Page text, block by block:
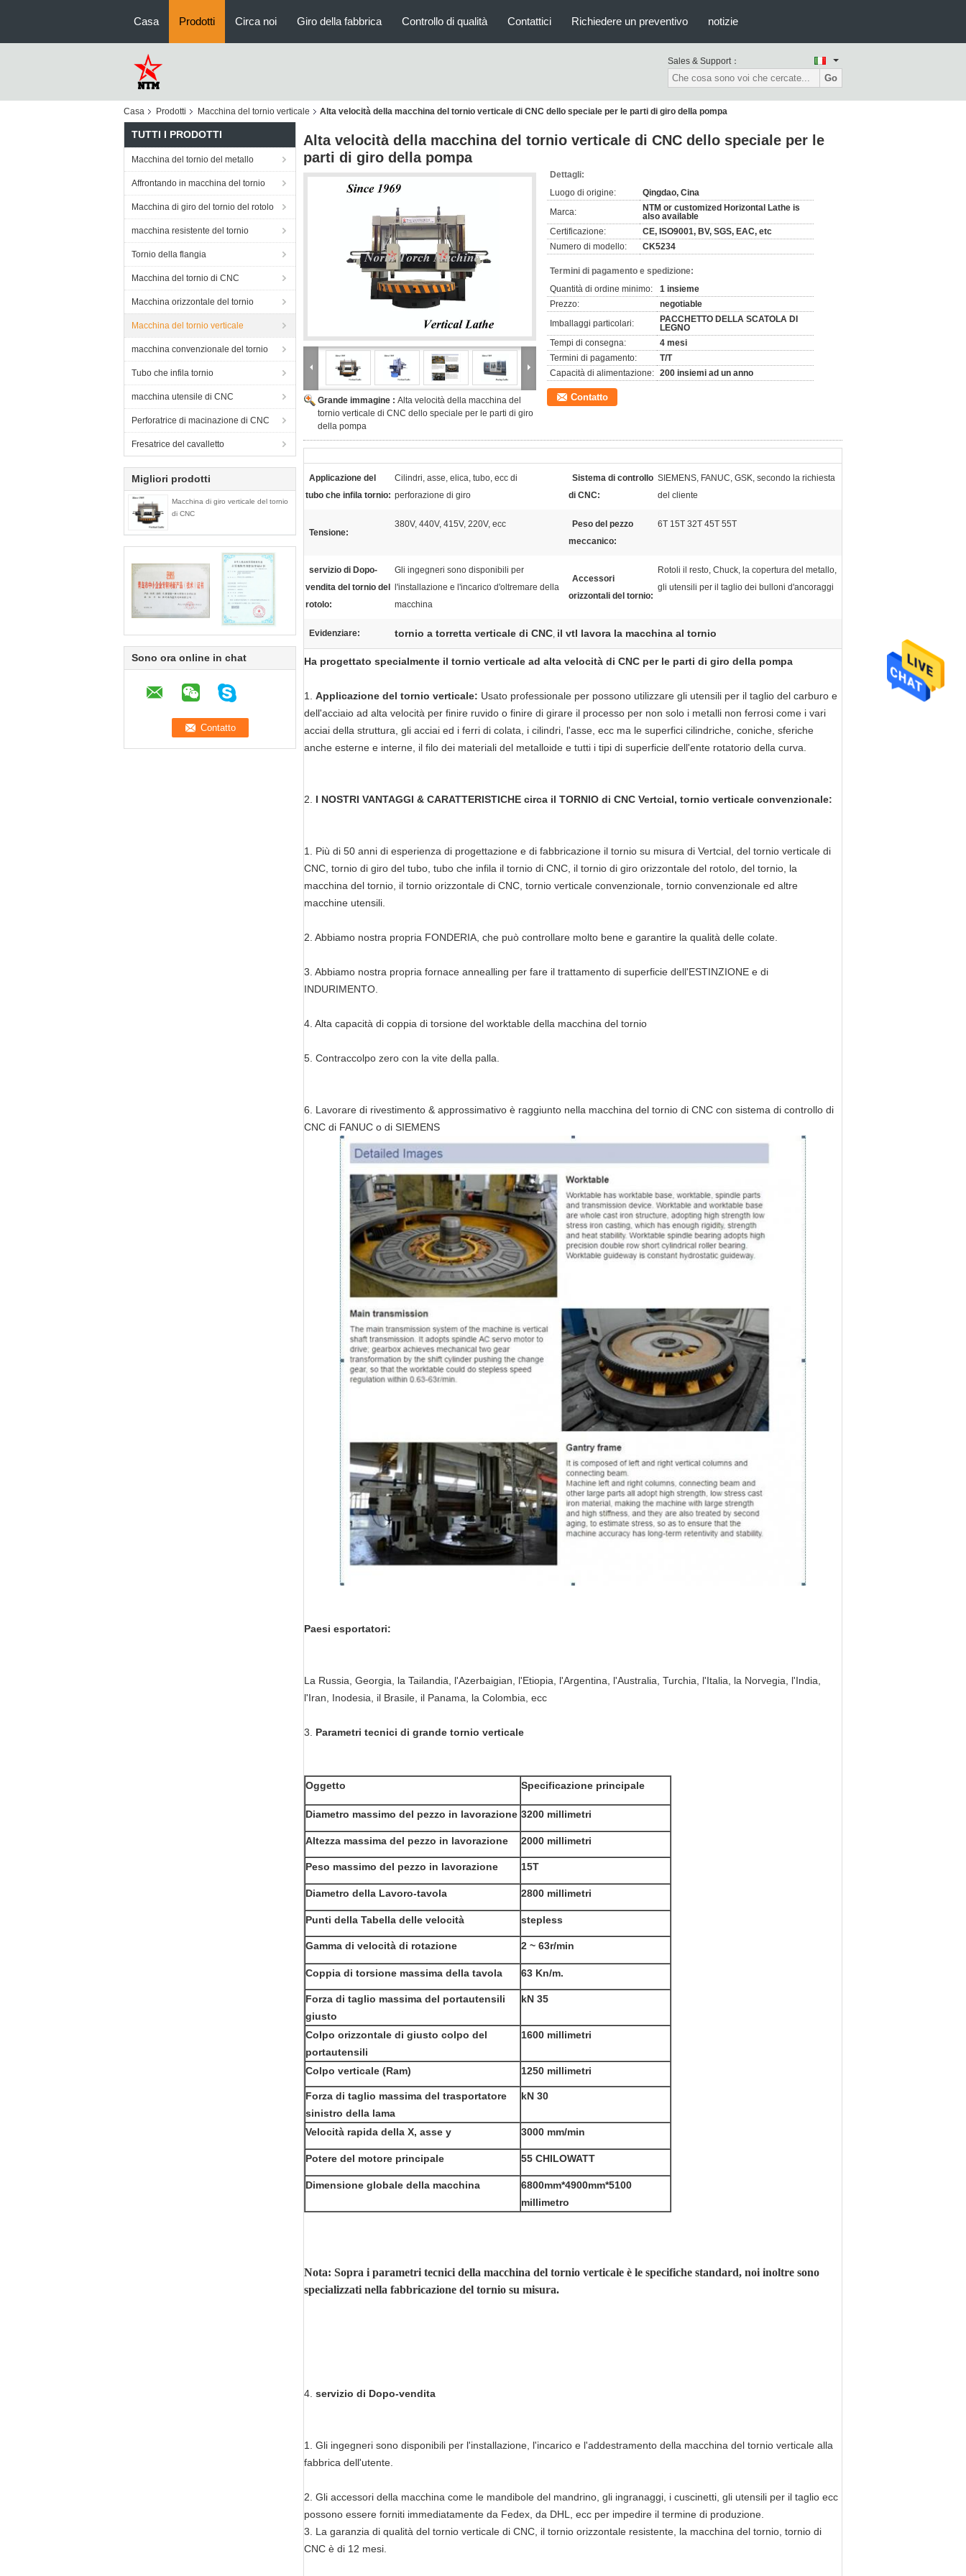
Casa Prodotti Circa noi Giro della fabbrica Controllo di qualità Contattici Richiedere un preventivo notizie
Sales & Support：
Go
Casa Prodotti Macchina del tornio verticale Alta velocità della macchina del tornio verticale di CNC dello speciale per le parti di giro della pompa
TUTTI I PRODOTTI
Macchina del tornio del metallo
Affrontando in macchina del tornio
Macchina di giro del tornio del rotolo
macchina resistente del tornio
Tornio della flangia
Macchina del tornio di CNC
Macchina orizzontale del tornio
Macchina del tornio verticale
macchina convenzionale del tornio
Tubo che infila tornio
macchina utensile di CNC
Perforatrice di macinazione di CNC
Fresatrice del cavalletto
Migliori prodotti
Macchina di giro verticale del tornio
di CNC
Sono ora online in chat
Alta velocità della macchina del tornio verticale di CNC dello speciale per le
parti di giro della pompa
Grande immagine : Alta velocità della macchina del
tornio verticale di CNC dello speciale per le parti di giro
della pompa
Dettagli:
Luogo di origine:
Qingdao, Cina
Marca:
NTM or customized Horizontal Lathe is
also available
Certificazione:
CE, ISO9001, BV, SGS, EAC, etc
Numero di modello:
CK5234
Termini di pagamento e spedizione:
Quantità di ordine minimo:
1 insieme
Prezzo:
negotiable
Imballaggi particolari:
PACCHETTO DELLA SCATOLA DI
LEGNO
Tempi di consegna:
4 mesi
Termini di pagamento:
T/T
Capacità di alimentazione: 200 insiemi ad un anno
Contatto
Applicazione del
tubo che infila tornio:
Cilindri, asse, elica, tubo, ecc di
perforazione di giro
Sistema di controllo
di CNC:
SIEMENS, FANUC, GSK, secondo la richiesta
del cliente
Tensione:
380V, 440V, 415V, 220V, ecc
Peso del pezzo
meccanico:
6T 15T 32T 45T 55T
servizio di Dopo-
vendita del tornio del
rotolo:
Gli ingegneri sono disponibili per
l'installazione e l'incarico d'oltremare della
macchina
Accessori
orizzontali del tornio:
Rotoli il resto, Chuck, la copertura del metallo,
gli utensili per il taglio dei bulloni d'ancoraggi
Evidenziare: tornio a torretta verticale di CNC, il vtl lavora la macchina al tornio
Ha progettato specialmente il tornio verticale ad alta velocità di CNC per le parti di giro della pompa
1. Applicazione del tornio verticale: Usato professionale per possono utilizzare gli utensili per il taglio del carburo e
dell'acciaio ad alta velocità per finire ruvido o finire di girare il processo per non solo i metalli non ferrosi come i vari
acciai della struttura, gli acciai ed i ferri di colata, i cilindri, l'asse, ecc ma le superfici cilindriche, coniche, sferiche
anche esterne e interne, il filo dei materiali del metalloide e tutti i tipi di superficie dell'ente rotatorio della curva.
2. I NOSTRI VANTAGGI & CARATTERISTICHE circa il TORNIO di CNC Vertcial, tornio verticale convenzionale:
1. Più di 50 anni di esperienza di progettazione e di fabbricazione il tornio su misura di Vertcial, del tornio verticale di
CNC, tornio di giro del tubo, tubo che infila il tornio di CNC, il tornio di giro orizzontale del rotolo, del tornio, la
macchina del tornio, il tornio orizzontale di CNC, tornio verticale convenzionale, tornio convenzionale ed altre
macchine utensili.
2. Abbiamo nostra propria FONDERIA, che può controllare molto bene e garantire la qualità delle colate.
3. Abbiamo nostra propria fornace annealling per fare il trattamento di superficie dell'ESTINZIONE e di
INDURIMENTO.
4. Alta capacità di coppia di torsione del worktable della macchina del tornio
5. Contraccolpo zero con la vite della palla.
6. Lavorare di rivestimento & approssimativo è raggiunto nella macchina del tornio di CNC con sistema di controllo di
CNC di FANUC o di SIEMENS
Paesi esportatori:
La Russia, Georgia, la Tailandia, l'Azerbaigian, l'Etiopia, l'Argentina, l'Australia, Turchia, l'Italia, la Norvegia, l'India,
l'Iran, Inodesia, il Brasile, il Panama, la Colombia, ecc
3. Parametri tecnici di grande tornio verticale
Oggetto Specificazione principale
Diametro massimo del pezzo in lavorazione 3200 millimetri
Altezza massima del pezzo in lavorazione 2000 millimetri
Peso massimo del pezzo in lavorazione 15T
Diametro della Lavoro-tavola 2800 millimetri
Punti della Tabella delle velocità stepless
Gamma di velocità di rotazione 2 ~ 63r/min
Coppia di torsione massima della tavola 63 Kn/m.
Forza di taglio massima del portautensili
giusto
kN 35
Colpo orizzontale di giusto colpo del
portautensili
1600 millimetri
Colpo verticale (Ram) 1250 millimetri
Forza di taglio massima del trasportatore
sinistro della lama
kN 30
Velocità rapida della X, asse y 3000 mm/min
Potere del motore principale 55 CHILOWATT
Dimensione globale della macchina
6800mm*4900mm*5100
millimetro
Nota: Sopra i parametri tecnici della macchina del tornio verticale è le specifiche standard, noi inoltre sono
specializzati nella fabbricazione del tornio su misura.
4. servizio di Dopo-vendita
1. Gli ingegneri sono disponibili per l'installazione, l'incarico e l'addestramento della macchina del tornio verticale alla
fabbrica dell'utente.
2. Gli accessori della macchina come le mandibole del mandrino, gli ingranaggi, i cuscinetti, gli utensili per il taglio ecc
possono essere forniti immediatamente da Fedex, da DHL, ecc per impedire il termine di produzione.
3. La garanzia di qualità del tornio verticale di CNC, il tornio orizzontale resistente, la macchina del tornio, tornio di
CNC è di 12 mesi.